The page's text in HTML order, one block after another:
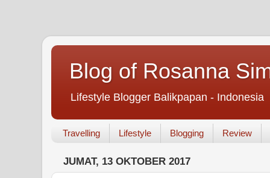
Blog of Rosanna
Lifestyle Blogger Balikpapan - Indonesia
Travelling Lifestyle Blogging Review
JUMAT, 13 OKTOBER 2017